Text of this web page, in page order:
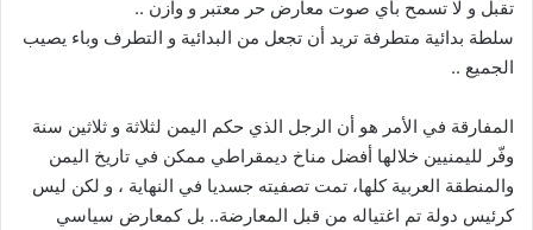
تقبل و لا تسمح بأي صوت معارض حر معتبر و وازن ..
سلطة بدائية متطرفة تريد أن تجعل من البدائية و التطرف وباء يصيب
الجميع ..
المفارقة في الأمر هو أن الرجل الذي حكم اليمن لثلاثة و ثلاثين سنة
وفّر لليمنيين خلالها أفضل مناخ ديمقراطي ممكن في تاريخ اليمن
والمنطقة العربية كلها، تمت تصفيته جسديا في النهاية ، و لكن ليس
كرئيس دولة تم اغتياله من قبل المعارضة.. بل كمعارض سياسي